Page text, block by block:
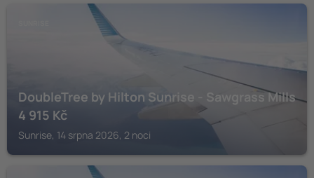
DoubleTree by Hilton Sunrise - Sawgrass Mills
4 915 Kč
Sunrise, 14 srpna 2026, 2 noci